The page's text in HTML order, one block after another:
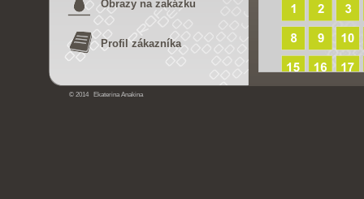
© 2014 Ekaterina Anakina
Obrazy na zakázku
Profil zákazníka